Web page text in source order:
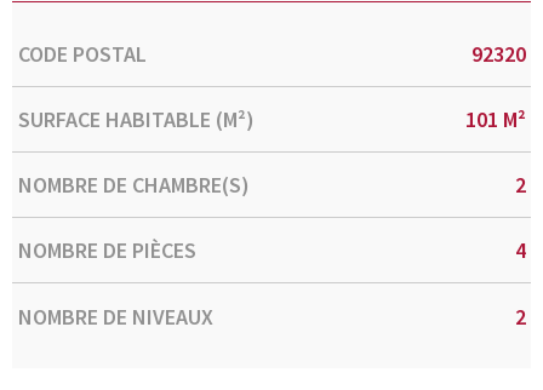
Caractérisque
CODE POSTAL 92320
SURFACE HABITABLE (M²) 101 M²
NOMBRE DE CHAMBRE(S) 2
NOMBRE DE PIÈCES 4
NOMBRE DE NIVEAUX 2